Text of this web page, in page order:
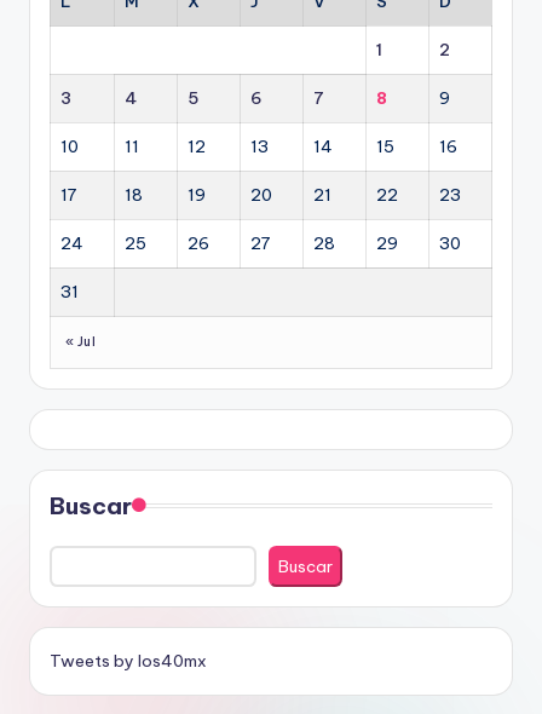
1 2
3 4 5 6 7 8 9
10 11 12 13 14 15 16
17 18 19 20 21 22 23
24 25 26 27 28 29 30
31
« Jul
Buscar
Buscar
Tweets by los40mx